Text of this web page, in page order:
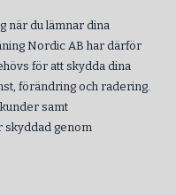
när du lämnar dina
Nordic AB har därför
för att skydda dina
förändring och radering.
samt
skyddad genom